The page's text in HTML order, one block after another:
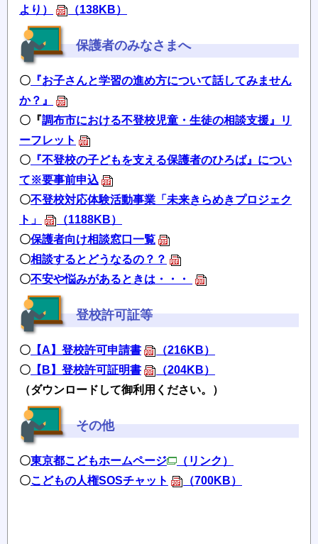
より）
（138KB）
保護者のみなさまへ
〇 『お子さんと学習の進め方について話してみません
か？』
〇『調布市における不登校児童・生徒の相談支援』リ
ーフレット
〇 『不登校の子どもを支える保護者のひろば』につい
て※要事前申込
〇不登校対応体験活動事業「未来きらめきプロジェク
ト」
（1188KB）
〇保護者向け相談窓口一覧
〇相談するとどうなるの？？
〇不安や悩みがあるときは・・・
登校許可証等
〇 【A】登校許可申請書
（216KB）
〇 【B】登校許可証明書
（204KB）
（ダウンロードして御利用ください。）
その他
〇東京都こどもホームページ
（リンク）
〇こどもの人権SOSチャット （700KB）